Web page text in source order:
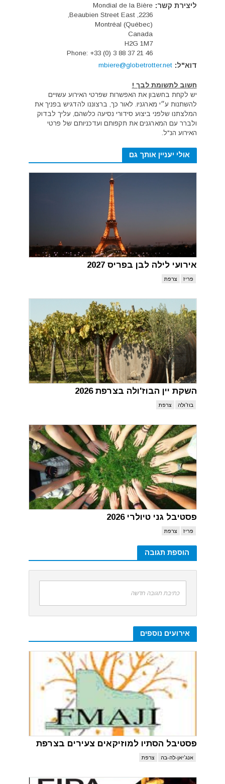
ליצירת קשר: Mondial de la Bière
2236, Beaubien Street East,
Montréal (Québec)
Canada
H2G 1M7
Phone: +33 (0) 3 88 37 21 46
דוא"ל: mbiere@globetrotter.net
חשוב לתשומת לבך !
יש לקחת בחשבון את האפשרות שפרטי האירוע עשויים
להשתנות ע״י מארגניו. לאור כך, ברצוננו להדגיש בפניך את
המלצתנו שלפני ביצוע סידורי נסיעה כלשהם, עליך לבדוק
ולברר עם המארגנים את תקפותם ועדכניותם של פרטי
האירוע הנ"ל.
אולי יעניין אותך גם
אירועי לילה לבן בפריס 2027
פריז צרפת
השקת יין הבוז'ולה בצרפת 2026
בוז'ולה צרפת
פסטיבל גני טיולרי 2026
פריז צרפת
הוספת תגובה
כתיבת תגובה חדשה
אירועים נוספים
פסטיבל הסתיו למוזיקאים צעירים בצרפת
אנג'יאן-לה-בה צרפת